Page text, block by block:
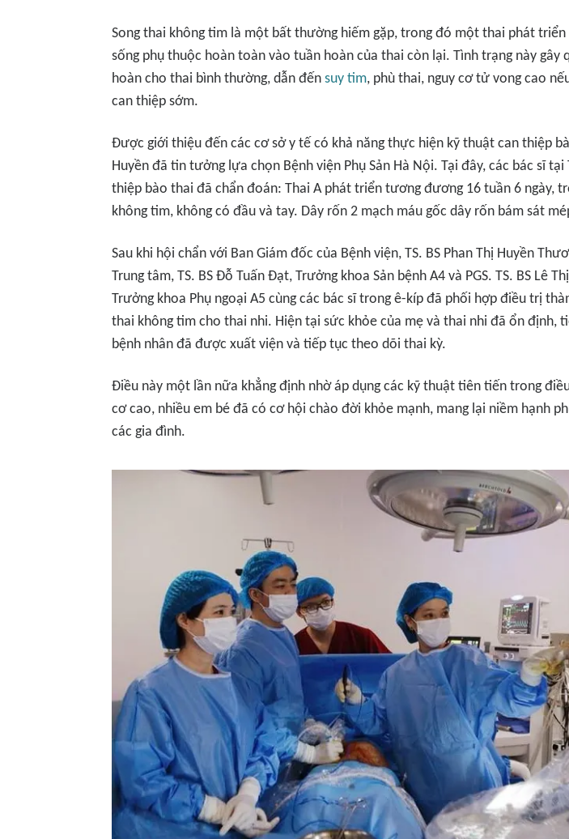
Song thai không tim là một bất thường hiếm gặp, trong đó một thai phát triển
sống phụ thuộc hoàn toàn vào tuần hoàn của thai còn lại. Tình trạng này gây
hoàn cho thai bình thường, dẫn đến suy tim, phù thai, nguy cơ tử vong cao
can thiệp sớm.
Được giới thiệu đến các cơ sở y tế có khả năng thực hiện kỹ thuật can thiệp
Huyền đã tin tưởng lựa chọn Bệnh viện Phụ Sản Hà Nội. Tại đây, các bác sĩ tại
thiệp bào thai đã chẩn đoán: Thai A phát triển tương đương 16 tuần 6 ngày,
không tim, không có đầu và tay. Dây rốn 2 mạch máu gốc dây rốn bám sát
Sau khi hội chẩn với Ban Giám đốc của Bệnh viện, TS. BS Phan Thị Huyền
Trung tâm, TS. BS Đỗ Tuấn Đạt, Trưởng khoa Sản bệnh A4 và PGS. TS. BS Lê
Trưởng khoa Phụ ngoại A5 cùng các bác sĩ trong ê-kíp đã phối hợp điều trị
thai không tim cho thai nhi. Hiện tại sức khỏe của mẹ và thai nhi đã ổn định,
bệnh nhân đã được xuất viện và tiếp tục theo dõi thai kỳ.
Điều này một lần nữa khẳng định nhờ áp dụng các kỹ thuật tiên tiến trong
cơ cao, nhiều em bé đã có cơ hội chào đời khỏe mạnh, mang lại niềm hạnh
các gia đình.